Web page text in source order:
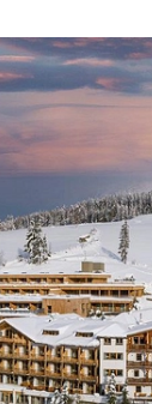
met
intensieve
draagt, zijn